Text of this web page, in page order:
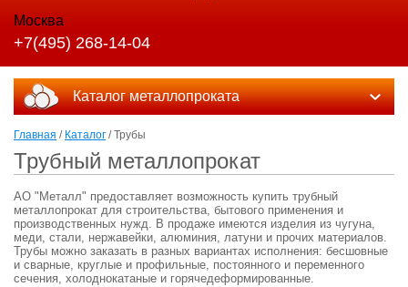
Москва
+7(495) 268-14-04
Каталог металлопроката
Главная / Каталог / Трубы
Трубный металлопрокат
АО "Металл" предоставляет возможность купить трубный
металлопрокат для строительства, бытового применения и
производственных нужд. В продаже имеются изделия из чугуна,
меди, стали, нержавейки, алюминия, латуни и прочих материалов.
Трубы можно заказать в разных вариантах исполнения: бесшовные
и сварные, круглые и профильные, постоянного и переменного
сечения, холоднокатаные и горячедеформированные.